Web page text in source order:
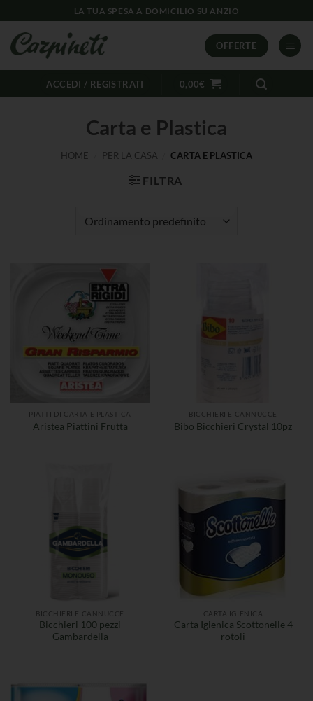
LA TUA SPESA A DOMICILIO SU ANZIO
OFFERTE
ACCEDI / REGISTRATI 0,00€
Carta e Plastica
HOME PER LA CASA CARTA E PLASTICA
FILTRA
PIATTI DI CARTA E PLASTICA
Aristea Piattini Frutta
BICCHIERI E CANNUCCE
Bibo Bicchieri Crystal 10pz
BICCHIERI E CANNUCCE
Bicchieri 100 pezzi
Gambardella
CARTA IGIENICA
Carta Igienica Scottonelle 4
rotoli